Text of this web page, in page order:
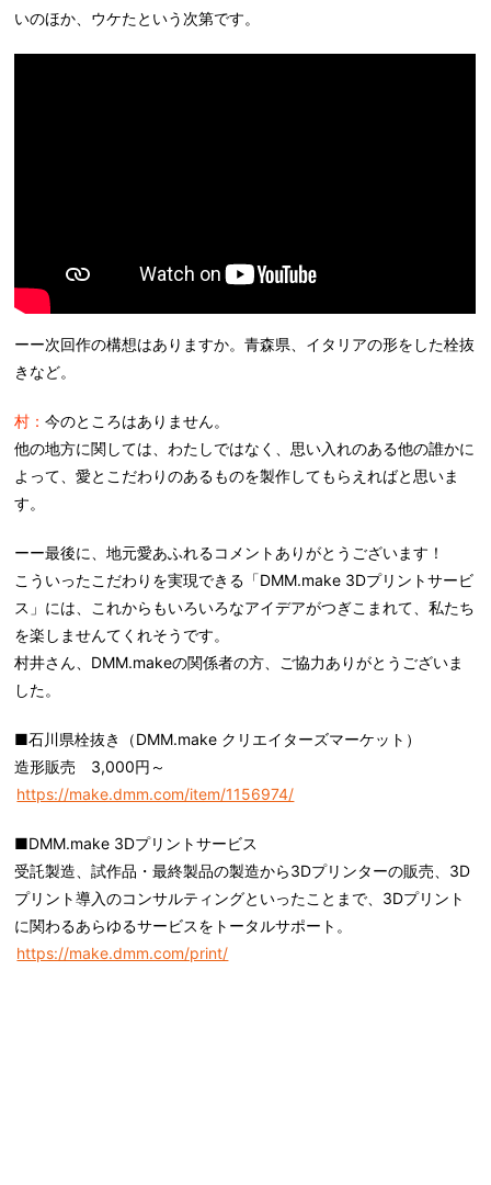
いのほか、ウケたという次第です。
ーー次回作の構想はありますか。青森県、イタリアの形をした栓抜
きなど。
村：今のところはありません。
他の地方に関しては、わたしではなく、思い入れのある他の誰かに
よって、愛とこだわりのあるものを製作してもらえればと思いま
す。
ーー最後に、地元愛あふれるコメントありがとうございます！
こういったこだわりを実現できる「DMM.make 3Dプリントサービ
ス」には、これからもいろいろなアイデアがつぎこまれて、私たち
を楽しませんてくれそうです。
村井さん、DMM.makeの関係者の方、ご協力ありがとうございま
した。
■石川県栓抜き（DMM.make クリエイターズマーケット）
造形販売 3,000円～
https://make.dmm.com/item/1156974/
■DMM.make 3Dプリントサービス
受託製造、試作品・最終製品の製造から3Dプリンターの販売、3D
プリント導入のコンサルティングといったことまで、3Dプリント
に関わるあらゆるサービスをトータルサポート。
https://make.dmm.com/print/